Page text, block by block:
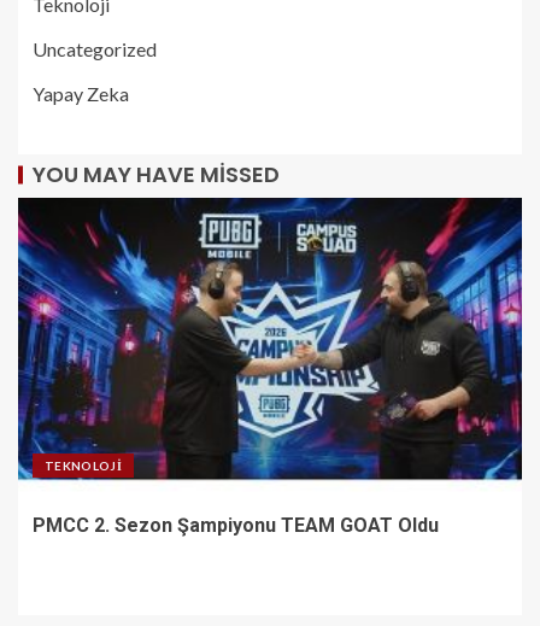
Uncategorized
Yapay Zeka
YOU MAY HAVE MISSED
TEKNOLOJI
PMCC 2. Sezon Şampiyonu TEAM GOAT Oldu